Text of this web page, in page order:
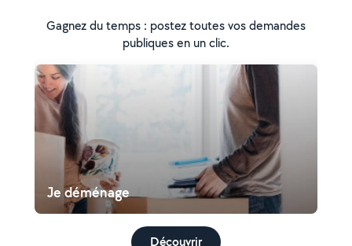
Gagnez du temps : postez toutes vos demandes
publiques en un clic.
Je déménage
Découvrir